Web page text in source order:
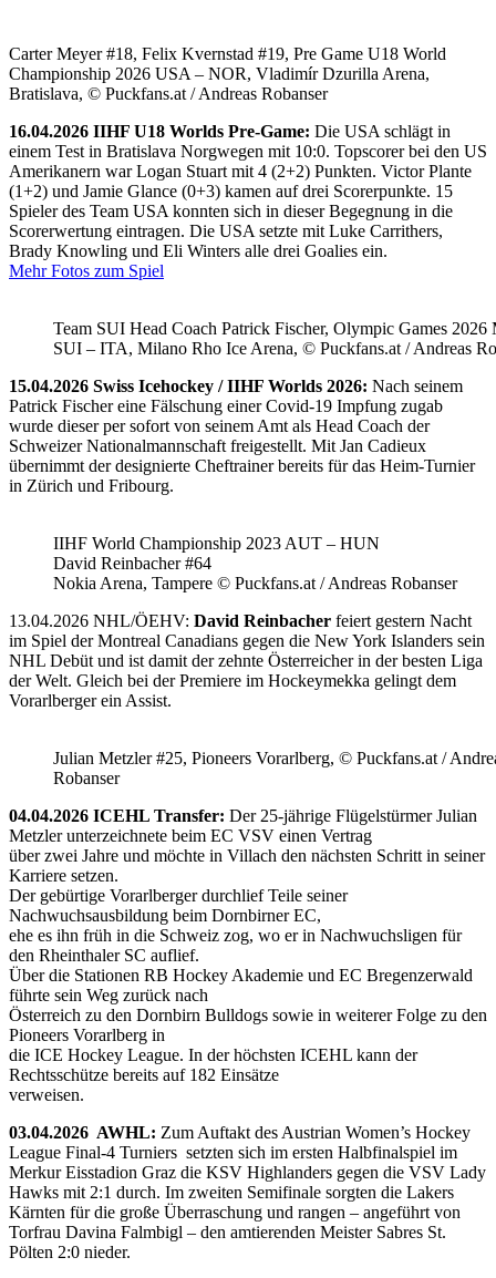
Carter Meyer #18, Felix Kvernstad #19, Pre Game U18 World
Championship 2026 USA – NOR, Vladimír Dzurilla Arena,
Bratislava, © Puckfans.at / Andreas Robanser
16.04.2026 IIHF U18 Worlds Pre-Game: Die USA schlägt in
einem Test in Bratislava Norgwegen mit 10:0. Topscorer bei den US
Amerikanern war Logan Stuart mit 4 (2+2) Punkten. Victor Plante
(1+2) und Jamie Glance (0+3) kamen auf drei Scorerpunkte. 15
Spieler des Team USA konnten sich in dieser Begegnung in die
Scorerwertung eintragen. Die USA setzte mit Luke Carrithers,
Brady Knowling und Eli Winters alle drei Goalies ein.
Mehr Fotos zum Spiel
Team SUI Head Coach Patrick Fischer, Olympic Games 2026
SUI – ITA, Milano Rho Ice Arena, © Puckfans.at / Andreas
15.04.2026 Swiss Icehockey / IIHF Worlds 2026: Nach seinem
Patrick Fischer eine Fälschung einer Covid-19 Impfung zugab
wurde dieser per sofort von seinem Amt als Head Coach der
Schweizer Nationalmannschaft freigestellt. Mit Jan Cadieux
übernimmt der designierte Cheftrainer bereits für das Heim-Turnier
in Zürich und Fribourg.
IIHF World Championship 2023 AUT – HUN
David Reinbacher #64
Nokia Arena, Tampere © Puckfans.at / Andreas Robanser
13.04.2026 NHL/ÖEHV: David Reinbacher feiert gestern Nacht
im Spiel der Montreal Canadians gegen die New York Islanders sein
NHL Debüt und ist damit der zehnte Österreicher in der besten Liga
der Welt. Gleich bei der Premiere im Hockeymekka gelingt dem
Vorarlberger ein Assist.
Julian Metzler #25, Pioneers Vorarlberg, © Puckfans.at /
Robanser
04.04.2026 ICEHL Transfer: Der 25-jährige Flügelstürmer Julian
Metzler unterzeichnete beim EC VSV einen Vertrag
über zwei Jahre und möchte in Villach den nächsten Schritt in seiner
Karriere setzen.
Der gebürtige Vorarlberger durchlief Teile seiner
Nachwuchsausbildung beim Dornbirner EC,
ehe es ihn früh in die Schweiz zog, wo er in Nachwuchsligen für
den Rheinthaler SC auflief.
Über die Stationen RB Hockey Akademie und EC Bregenzerwald
führte sein Weg zurück nach
Österreich zu den Dornbirn Bulldogs sowie in weiterer Folge zu den
Pioneers Vorarlberg in
die ICE Hockey League. In der höchsten ICEHL kann der
Rechtsschütze bereits auf 182 Einsätze
verweisen.
03.04.2026 AWHL: Zum Auftakt des Austrian Women’s Hockey
League Final-4 Turniers setzten sich im ersten Halbfinalspiel im
Merkur Eisstadion Graz die KSV Highlanders gegen die VSV Lady
Hawks mit 2:1 durch. Im zweiten Semifinale sorgten die Lakers
Kärnten für die große Überraschung und rangen – angeführt von
Torfrau Davina Falmbigl – den amtierenden Meister Sabres St.
Pölten 2:0 nieder.